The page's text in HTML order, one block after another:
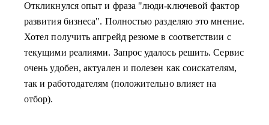
Откликнулся опыт и фраза "люди-ключевой фактор
развития бизнеса". Полностью разделяю это мнение.
Хотел получить апгрейд резюме в соответствии с
текущими реалиями. Запрос удалось решить. Сервис
очень удобен, актуален и полезен как соискателям,
так и работодателям (положительно влияет на
отбор).